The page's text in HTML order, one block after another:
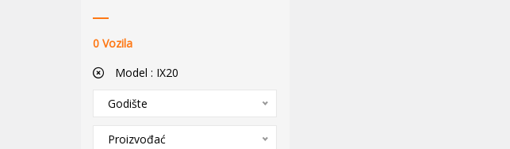
0 Vozila
Model : IX20
Godište
Proizvođać